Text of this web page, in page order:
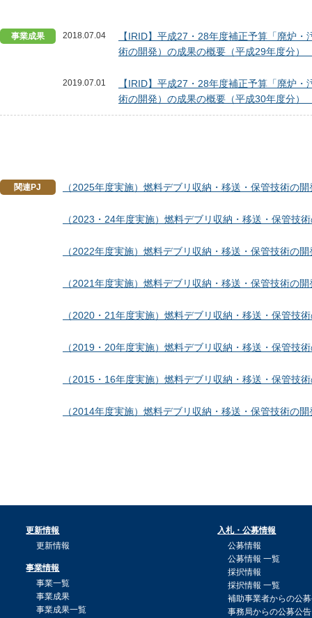
事業成果 2018.07.04
【IRID】平成27・28年度補正予算「廃炉
術の開発）の成果の概要（平成29年度分）
2019.07.01
【IRID】平成27・28年度補正予算「廃炉
術の開発）の成果の概要（平成30年度分）
関連PJ （2025年度実施）燃料デブリ収納・移送・保管技術の開
（2023・24年度実施）燃料デブリ収納・移送・保管技
（2022年度実施）燃料デブリ収納・移送・保管技術の
（2021年度実施）燃料デブリ収納・移送・保管技術の
（2020・21年度実施）燃料デブリ収納・移送・保管技
（2019・20年度実施）燃料デブリ収納・移送・保管技
（2015・16年度実施）燃料デブリ収納・移送・保管技
（2014年度実施）燃料デブリ収納・移送・保管技術の開
更新情報
更新情報
事業情報
事業一覧
事業成果
事業成果一覧
入札・公募情報
公募情報
公募情報 一覧
採択情報
採択情報 一覧
補助事業者からの公
事務局からの公募公告